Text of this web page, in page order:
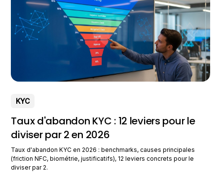
KYC
Taux d'abandon KYC : 12 leviers pour le
diviser par 2 en 2026
Taux d'abandon KYC en 2026 : benchmarks, causes principales
(friction NFC, biométrie, justificatifs), 12 leviers concrets pour le
diviser par 2.